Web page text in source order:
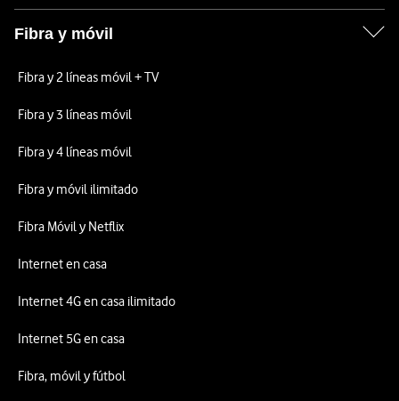
Fibra y móvil
Fibra y 2 líneas móvil + TV
Fibra y 3 líneas móvil
Fibra y 4 líneas móvil
Fibra y móvil ilimitado
Fibra Móvil y Netflix
Internet en casa
Internet 4G en casa ilimitado
Internet 5G en casa
Fibra, móvil y fútbol